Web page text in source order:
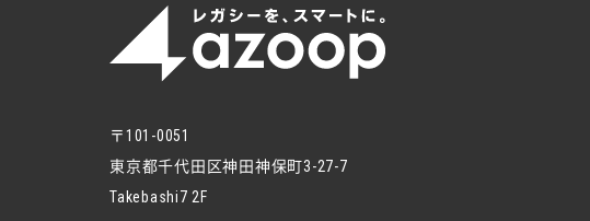
〒101-0051
東京都千代田区神田神保町3-27-7
Takebashi7 2F